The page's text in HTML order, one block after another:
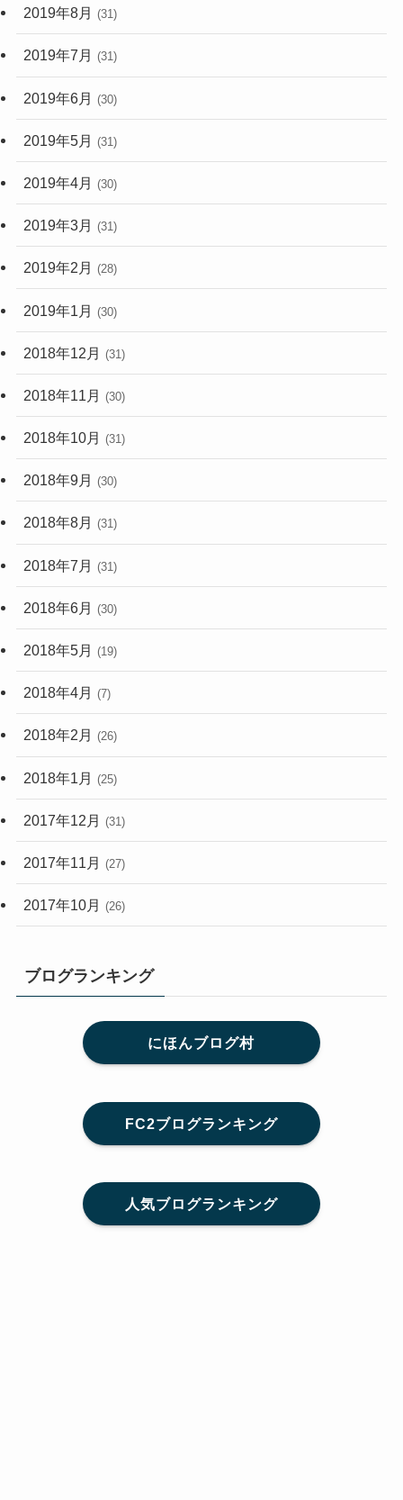
2019年8月 (31)
2019年7月 (31)
2019年6月 (30)
2019年5月 (31)
2019年4月 (30)
2019年3月 (31)
2019年2月 (28)
2019年1月 (30)
2018年12月 (31)
2018年11月 (30)
2018年10月 (31)
2018年9月 (30)
2018年8月 (31)
2018年7月 (31)
2018年6月 (30)
2018年5月 (19)
2018年4月 (7)
2018年2月 (26)
2018年1月 (25)
2017年12月 (31)
2017年11月 (27)
2017年10月 (26)
ブログランキング
にほんブログ村
FC2ブログランキング
人気ブログランキング